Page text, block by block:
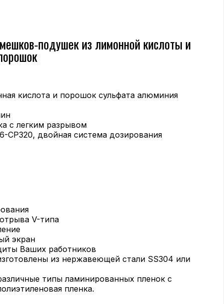
подушек из лимонной кислоты и
кислота и порошок сульфата алюминия
с легким разрывом
CP320, двойная система дозирования
V-типа
экран
Ваших работников
из нержавеющей стали SS304 или
типы ламинированных пленок с
пленка.